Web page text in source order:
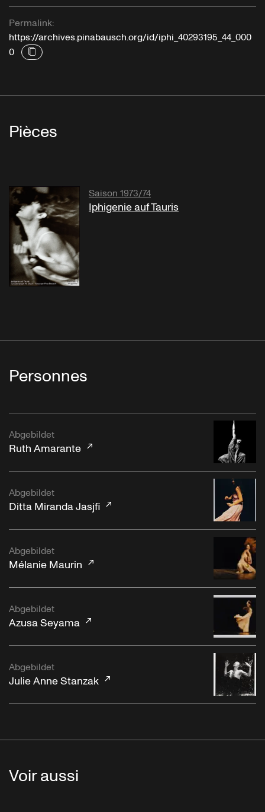
Permalink:
https://archives.pinabausch.org/id/iphi_40293195_44_000
0
Pièces
Saison 1973/74
Iphigenie auf Tauris
Personnes
Abgebildet
Ruth Amarante
Abgebildet
Ditta Miranda Jasjfi
Abgebildet
Mélanie Maurin
Abgebildet
Azusa Seyama
Abgebildet
Julie Anne Stanzak
Voir aussi